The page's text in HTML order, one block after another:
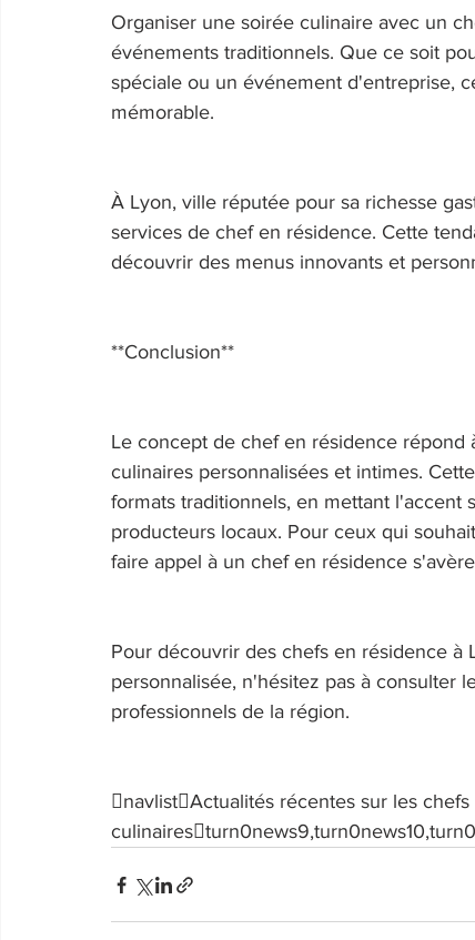
Organiser une soirée culinaire avec un
événements traditionnels. Que ce soit
spéciale ou un événement d'entreprise,
mémorable.
À Lyon, ville réputée pour sa richesse
services de chef en résidence. Cette
découvrir des menus innovants et
**Conclusion**
Le concept de chef en résidence
culinaires personnalisées et intimes.
formats traditionnels, en mettant l'accent
producteurs locaux. Pour ceux qui
faire appel à un chef en résidence
Pour découvrir des chefs en résidence
personnalisée, n'hésitez pas à consulter
professionnels de la région.
navlistActualités récentes sur les